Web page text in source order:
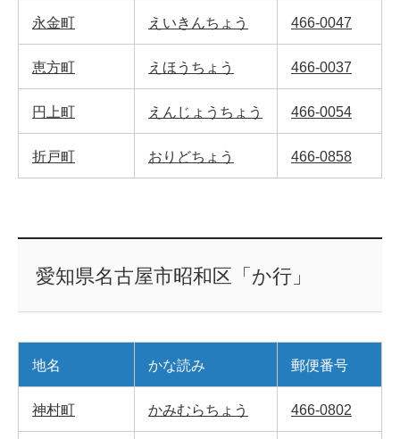
永金町 えいきんちょう 466-0047
恵方町 えほうちょう 466-0037
円上町 えんじょうちょう 466-0054
折戸町 おりどちょう 466-0858
愛知県名古屋市昭和区「か行」
地名 かな読み 郵便番号
神村町 かみむらちょう 466-0802